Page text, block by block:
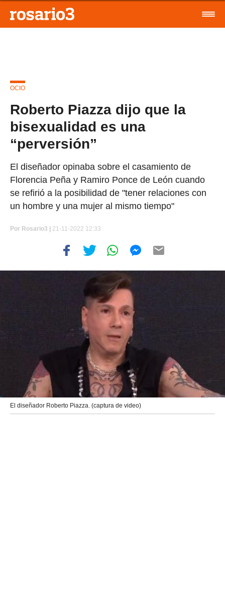
OCIO
Roberto Piazza dijo que la
bisexualidad es una
“perversión”
El diseñador opinaba sobre el casamiento de
Florencia Peña y Ramiro Ponce de León cuando
se refirió a la posibilidad de "tener relaciones con
un hombre y una mujer al mismo tiempo"
Por Rosario3 | 21-11-2022 12:33
El diseñador Roberto Piazza. (captura de video)